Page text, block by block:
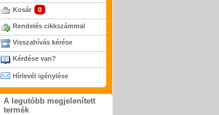
Kosár
0
Rendelés cikkszámmal
Visszahívás kérése
Kérdése van?
Hírlevél igénylése
A legutóbb megjelenített
termék